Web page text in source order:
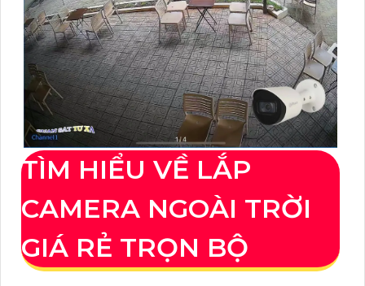
TÌM HIỂU VỀ LẮP
CAMERA NGOÀI TRỜI
GIÁ RẺ TRỌN BỘ